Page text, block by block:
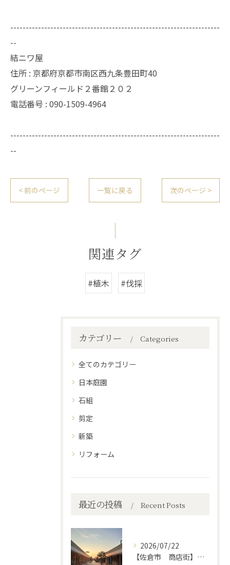
--------------------------------------------------------------------
--
結ニワ屋
住所 : 京都府京都市南区西九条豊田町40
グリーンフィールド２番館２０２
電話番号 : 090-1509-4964
--------------------------------------------------------------------
--
< 前のページ 一覧に戻る 次のページ >
関連タグ
#植木 #伐採
カテゴリー Categories
全てのカテゴリー
日本庭園
石組
剪定
新築
リフォーム
最近の投稿 Recent Posts
2026/07/22
【佐倉市 商店街】街路植木剪定